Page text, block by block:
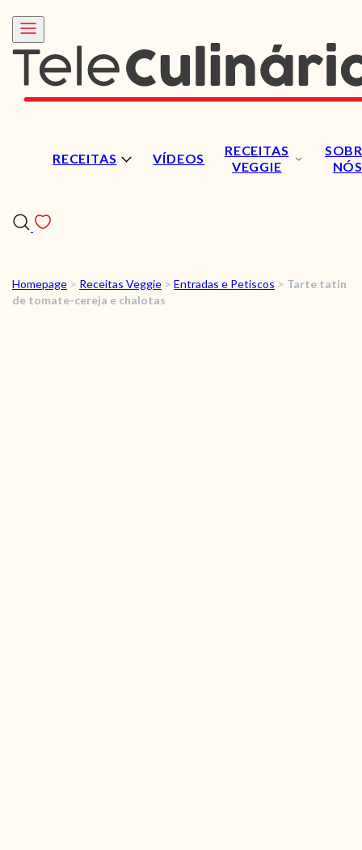
RECEITAS VÍDEOS
RECEITAS
VEGGIE
NÓS
RECEITAS
Homepage > Receitas Veggie > Entradas e Petiscos > Tarte tatin
de tomate-cereja e chalotas